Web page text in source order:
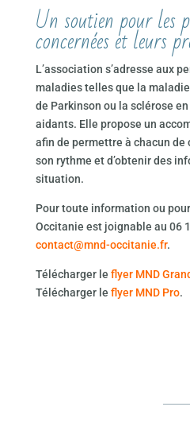
Un soutien pour les
concernées et leurs
L’association s’adresse aux
maladies telles que la
de Parkinson ou la sclérose
aidants. Elle propose un
afin de permettre à chacun de
son rythme et d’obtenir des
situation.
Pour toute information ou
Occitanie est joignable au 06
contact@mnd-occitanie.fr.
Télécharger le flyer MND
Télécharger le flyer MND Pro.